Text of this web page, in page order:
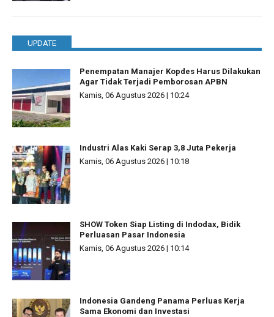
UPDATE
Penempatan Manajer Kopdes Harus Dilakukan
Agar Tidak Terjadi Pemborosan APBN
Kamis, 06 Agustus 2026 | 10:24
Industri Alas Kaki Serap 3,8 Juta Pekerja
Kamis, 06 Agustus 2026 | 10:18
SHOW Token Siap Listing di Indodax, Bidik
Perluasan Pasar Indonesia
Kamis, 06 Agustus 2026 | 10:14
Indonesia Gandeng Panama Perluas Kerja
Sama Ekonomi dan Investasi